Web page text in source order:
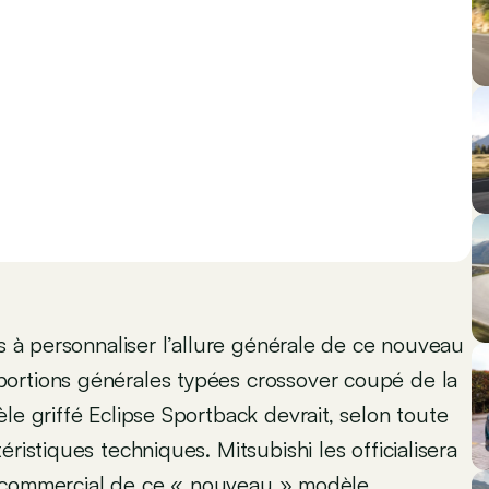
personnaliser l’allure générale de ce nouveau
générales typées crossover coupé de la
griffé Eclipse Sportback devrait, selon toute
techniques. Mitsubishi les officialisera